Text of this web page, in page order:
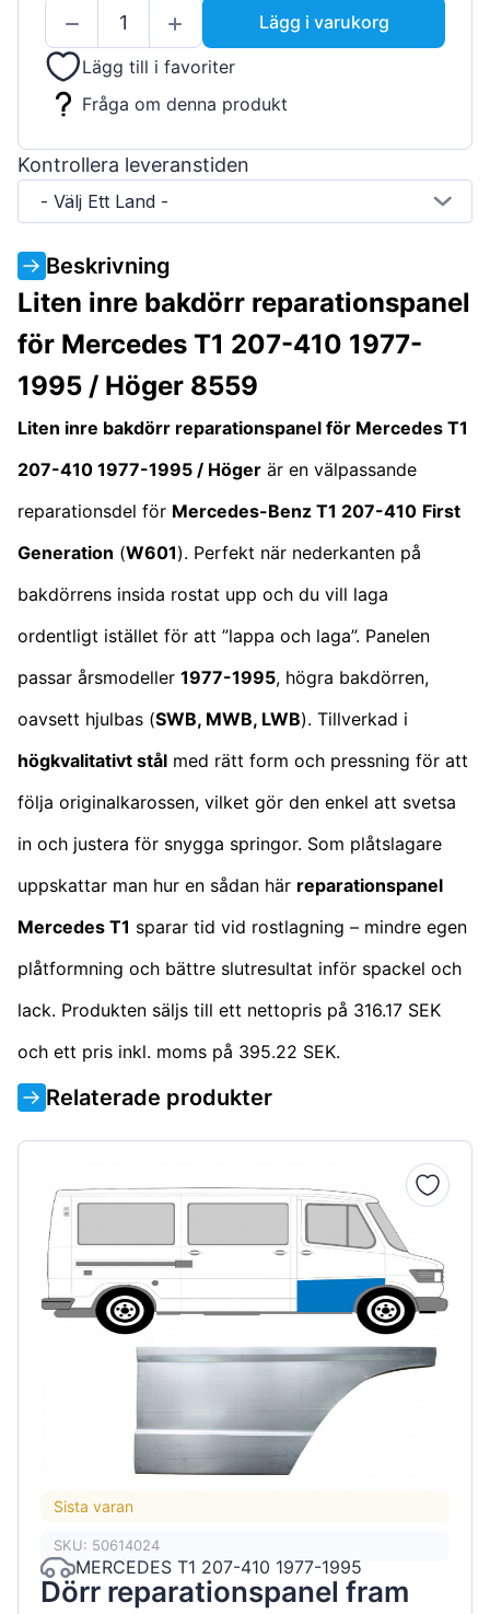
Lägg i varukorg
Lägg till i favoriter
Fråga om denna produkt
Kontrollera leveranstiden
- Välj Ett Land -
Beskrivning
Liten inre bakdörr reparationspanel
för Mercedes T1 207-410 1977-
1995 / Höger 8559
Liten inre bakdörr reparationspanel för Mercedes T1
207-410 1977-1995 / Höger är en välpassande
reparationsdel för Mercedes-Benz T1 207-410 First
Generation (W601). Perfekt när nederkanten på
bakdörrens insida rostat upp och du vill laga
ordentligt istället för att ”lappa och laga”. Panelen
passar årsmodeller 1977-1995, högra bakdörren,
oavsett hjulbas (SWB, MWB, LWB). Tillverkad i
högkvalitativt stål med rätt form och pressning för att
följa originalkarossen, vilket gör den enkel att svetsa
in och justera för snygga springor. Som plåtslagare
uppskattar man hur en sådan här reparationspanel
Mercedes T1 sparar tid vid rostlagning – mindre egen
plåtformning och bättre slutresultat inför spackel och
lack. Produkten säljs till ett nettopris på 316.17 SEK
och ett pris inkl. moms på 395.22 SEK.
Relaterade produkter
Sista varan
SKU: 50614024
MERCEDES T1 207-410 1977-1995
Dörr reparationspanel fram